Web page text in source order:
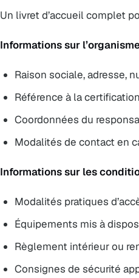
Un livret d’accueil complet
Informations sur
Raison sociale, adresse,
Référence à la
Coordonnées du
Modalités de contact en
Informations sur les
Modalités pratiques
Équipements mis à
Règlement intérieur ou
Consignes de sécurité